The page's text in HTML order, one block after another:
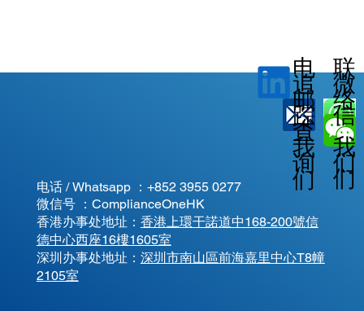
电话 / Whatsapp ： +852 3955 0277
微信号 ：ComplianceOneHK
香港办事处地址： 香港上環干諾道中168-200號信
德中心西座16樓1605室
​深圳办事处地址： 深圳市南山區前海嘉里中心T8幢
2105室
电
邮
查
询
追
踪
我
们
联
络
我
们
微
信
我
们